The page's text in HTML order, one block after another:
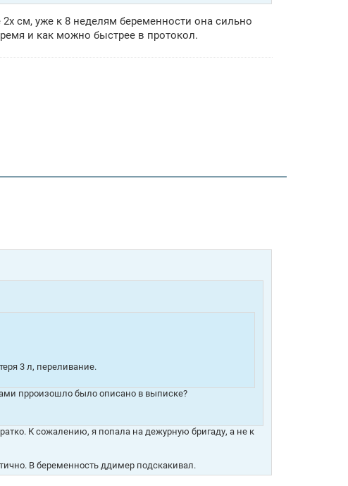
см, уже к 8 неделям беременности она сильно
и как можно быстрее в протокол.
3 л, переливание.
прроизошло было описано в выписке?
К сожалению, я попала на дежурную бригаду, а не к
В беременность ддимер подскакивал.